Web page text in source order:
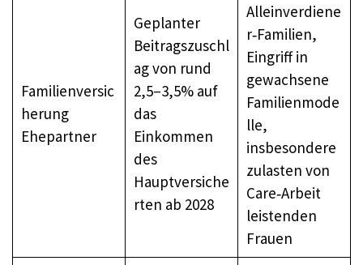
Familienversic
herung
Ehepartner
Geplanter
Beitragszuschl
ag von rund
2,5–3,5% auf
das
Einkommen
des
Hauptversiche
rten ab 2028
Alleinverdiene
r‑Familien,
Eingriff in
gewachsene
Familienmode
lle,
insbesondere
zulasten von
Care‑Arbeit
leistenden
Frauen